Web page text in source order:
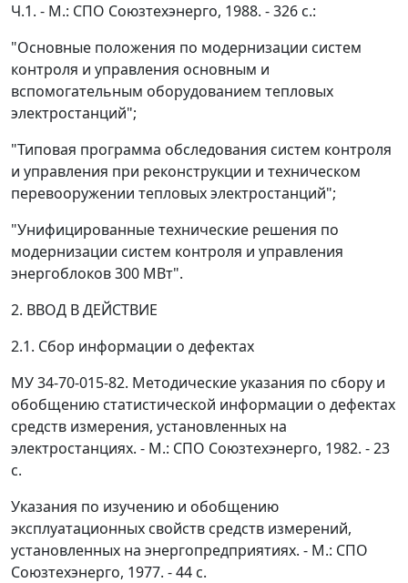
Ч.1. - М.: СПО Союзтехэнерго, 1988. - 326 с.:
"Основные положения по модернизации систем
контроля и управления основным и
вспомогательным оборудованием тепловых
электростанций";
"Типовая программа обследования систем контроля
и управления при реконструкции и техническом
перевооружении тепловых электростанций";
"Унифицированные технические решения по
модернизации систем контроля и управления
энергоблоков 300 МВт".
2. ВВОД В ДЕЙСТВИЕ
2.1. Сбор информации о дефектах
МУ 34-70-015-82. Методические указания по сбору и
обобщению статистической информации о дефектах
средств измерения, установленных на
электростанциях. - М.: СПО Союзтехэнерго, 1982. - 23
с.
Указания по изучению и обобщению
эксплуатационных свойств средств измерений,
установленных на энергопредприятиях. - М.: СПО
Союзтехэнерго, 1977. - 44 с.